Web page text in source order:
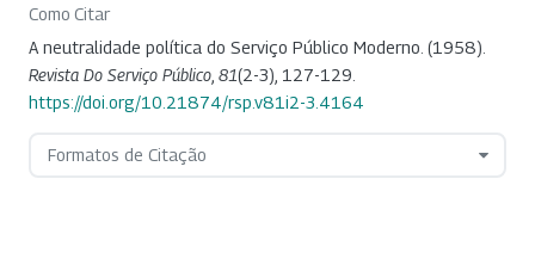
Como Citar
A neutralidade política do Serviço Público Moderno. (1958).
Revista Do Serviço Público 81(2-3), 127-129.
https://doi.org/10.21874/rsp.v81i2-3.4164
Formatos de Citação